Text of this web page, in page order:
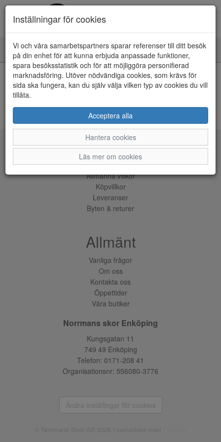
Toggle
navigation
HEM
Kunde inte hitta några artiklar...
ÅNGRA KÖP
Inställningar för cookies
Vi och våra samarbetspartners sparar referenser till ditt besök
på din enhet för att kunna erbjuda anpassade funktioner,
spara besöksstatistik och för att möjliggöra personifierad
marknadsföring. Utöver nödvändiga cookies, som krävs för
sida ska fungera, kan du själv välja vilken typ av cookies du vill
tillåta.
Acceptera alla
Hantera cookies
Läs mer om cookies
Tjänster
Allmänna villkor
Köpvillkor
Leveranser
Byten & returer
Allmänt
Vanliga frågor
Om oss
Kontakta oss
Öppettider
Våra butiker
Norrmans skor Enköping
Kungsgatan 11
749 49 Enköping
Telefon: 0171-208 41
Organisationsnr: 556080-3776
Ändra inställingar för cookies